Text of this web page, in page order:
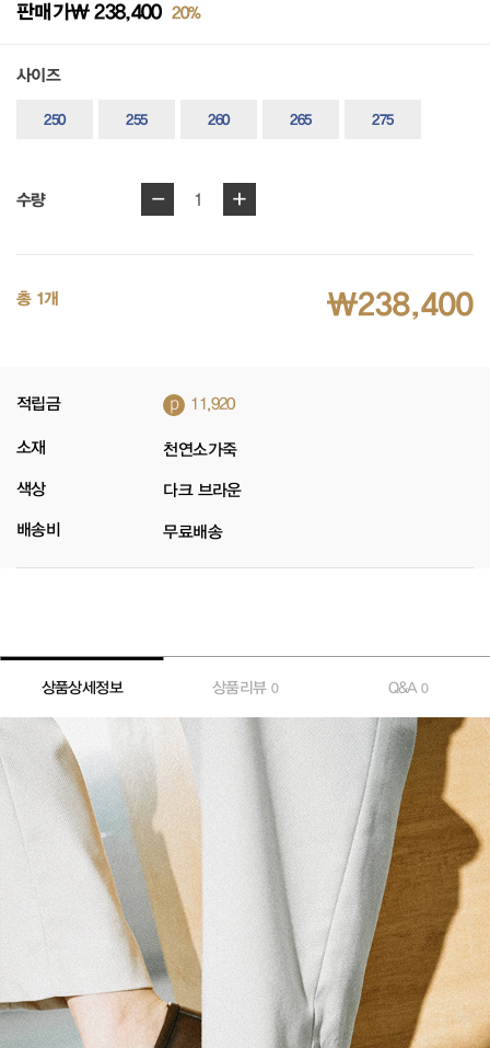
판매가₩ 238,400 20%
사이즈
250 255 260 265 275
수량 - 1 +
총 1개 ₩238,400
적립금 p 11,920
소재 천연소가죽
색상 다크 브라운
배송비 무료배송
상품상세정보 상품리뷰 0 Q&A0